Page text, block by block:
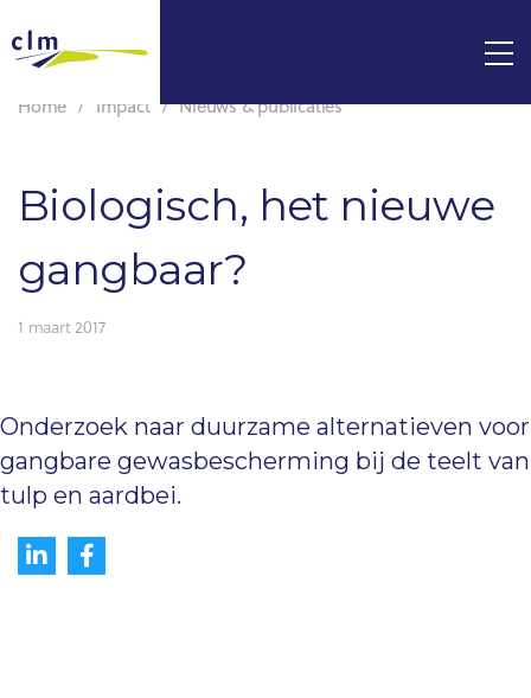
Home Impact Nieuws & publicaties
Biologisch, het nieuwe
gangbaar?
1 maart 2017
Onderzoek naar duurzame alternatieven voor
gangbare gewasbescherming bij de teelt van
tulp en aardbei.